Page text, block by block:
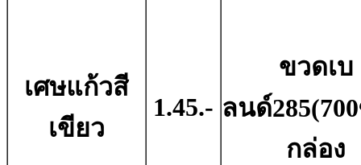
เศษแก้วสี
เขียว
1.45.-
ขวดเบ
ลนด์
กล่อง